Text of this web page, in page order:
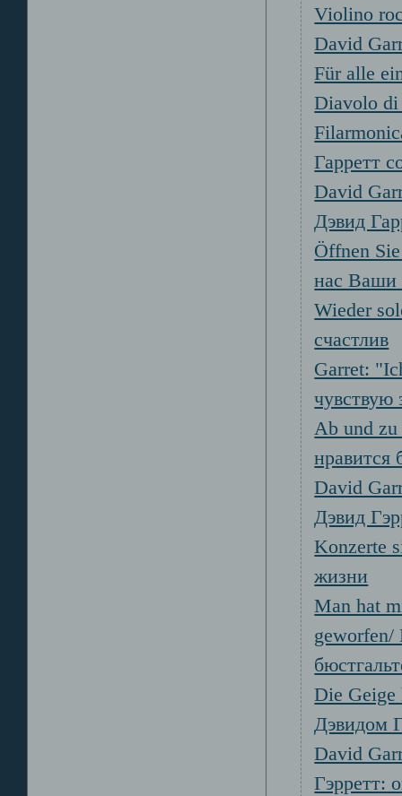
Violino
David
Für alle
Diavolo di
Гарретт
David
Дэвид
Öffnen
нас Ваши
Wieder
счастлив
Garret:
чувствую
Ab und
нравится
David
Дэвид
Konzerte
жизни
Man hat
geworfen/
Die Geige
Дэвидом
David
Гэрретт: